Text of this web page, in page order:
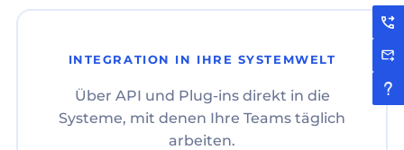
INTEGRATION IN IHRE SYSTEMWELT
Über API und Plug-ins direkt in die
Systeme, mit denen Ihre Teams täglich
arbeiten.